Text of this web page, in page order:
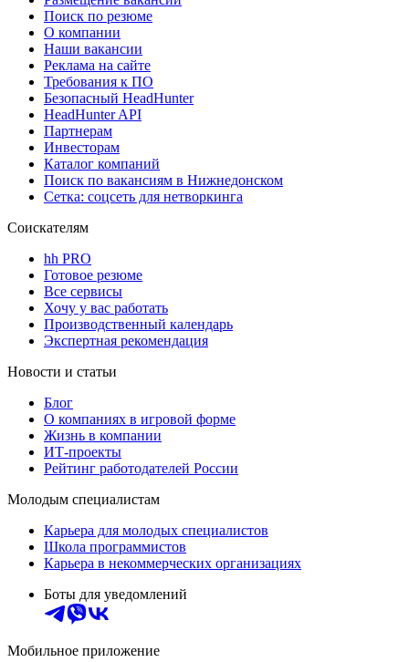
Поиск по резюме
О компании
Наши вакансии
Реклама на сайте
Требования к ПО
Безопасный HeadHunter
HeadHunter API
Партнерам
Инвесторам
Каталог компаний
Поиск по вакансиям в Нижнедонском
Сетка: соцсеть для нетворкинга
Соискателям
hh PRO
Готовое резюме
Все сервисы
Хочу у вас работать
Производственный календарь
Экспертная рекомендация
Новости и статьи
Блог
О компаниях в игровой форме
Жизнь в компании
ИТ-проекты
Рейтинг работодателей России
Молодым специалистам
Карьера для молодых специалистов
Школа программистов
Карьера в некоммерческих организациях
Боты для уведомлений
Мобильное приложение